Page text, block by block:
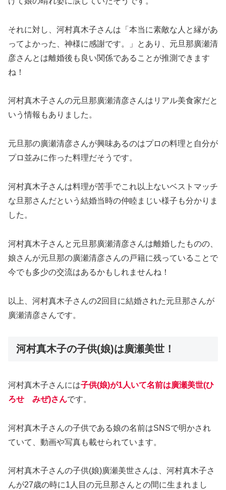
それに対し、河村真木子さんは「本当に素敵な人と縁があ
ってよかった、神様に感謝です。」とあり、元旦那廣瀬清
彦さんとは離婚後も良い関係であることが推測できます
ね！
河村真木子さんの元旦那廣瀬清彦さんはリアル美食家だと
いう情報もありました。
元旦那の廣瀬清彦さんが興味あるのはプロの料理と自分が
プロ並みに作った料理だそうです。
河村真木子さんは料理が苦手でこれ以上ないベストマッチ
な旦那さんだという結婚当時の仲睦まじい様子も分かりま
した。
河村真木子さんと元旦那廣瀬清彦さんは離婚したものの、
娘さんが元旦那の廣瀬清彦さんの戸籍に残っていることで
今でも多少の交流はあるかもしれませんね！
以上、河村真木子さんの2回目に結婚された元旦那さんが
廣瀬清彦さんです。
河村真木子の子供(娘)は廣瀬美世！
河村真木子さんには子供(娘)が1人いて名前は廣瀬美世(ひ
ろせ みぜ)さんです。
河村真木子さんの子供である娘の名前はSNSで明かされ
ていて、動画や写真も載せられています。
河村真木子さんの子供(娘)廣瀬美世さんは、河村真木子さ
んが27歳の時に1人目の元旦那さんとの間に生まれまし